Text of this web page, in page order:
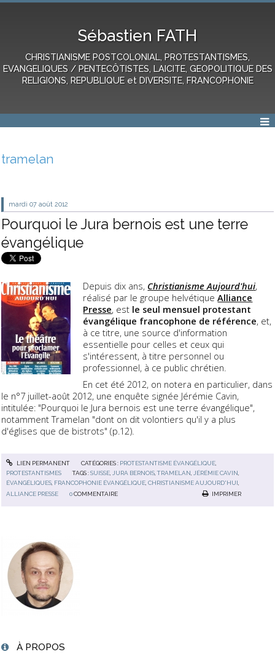
Sébastien FATH
CHRISTIANISME POSTCOLONIAL, PROTESTANTISMES,
EVANGELIQUES / PENTECÔTISTES, LAICITE, GEOPOLITIQUE DES
RELIGIONS, REPUBLIQUE et DIVERSITE, FRANCOPHONIE
À PROPOS
tramelan
mardi 07 août 2012
Pourquoi le Jura bernois est une terre
évangélique
Depuis dix ans, Christianisme Aujourd'hui,
réalisé par le groupe helvétiqueAlliance
Presse, est le seul mensuel protestant
évangélique francophone de référence, et,
à ce titre, une source d'information
essentielle pour celles et ceux qui
s'intéressent, à titre personnel ou
professionnel, à ce public chrétien.
En cet été 2012, on notera en particulier, dans
le n°7 juillet-août 2012, une enquête signée Jérémie Cavin,
intitulée: "Pourquoi le Jura bernois est une terre évangélique",
notamment Tramelan "dont on dit volontiers qu'il y a plus
d'églises que de bistrots" (p.12).
LIEN PERMANENT CATÉGORIES : PROTESTANTISME ÉVANGÉLIQUE,
PROTESTANTISMES
TAGS :SUISSE JURA BERNOIS ,TRAMELAN JÉRÉMIE CAVIN
ÉVANGÉLIQUES FRANCOPHONIE ÉVANGÉLIQUE ,CHRISTIANISME AUJOURD'HUI
ALLIANCE PRESSE
0 COMMENTAIRE IMPRIMER